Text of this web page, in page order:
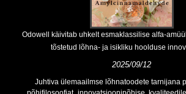
Odowell käivitab uhkelt esmaklassilise alfa-
tõstetud lõhna- ja isikliku hoolduse
2025/09/12
Juhtiva ülemaailmse lõhnatoodete tarnijana